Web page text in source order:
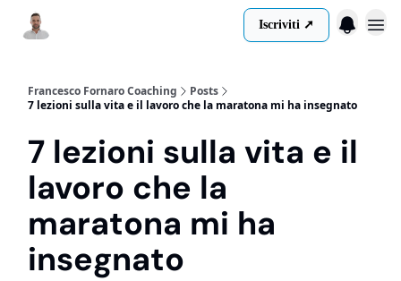
Iscriviti ➚
Francesco Fornaro Coaching
Posts
7 lezioni sulla vita e il lavoro che la maratona mi ha insegnato
7 lezioni sulla vita e il
lavoro che la
maratona mi ha
insegnato